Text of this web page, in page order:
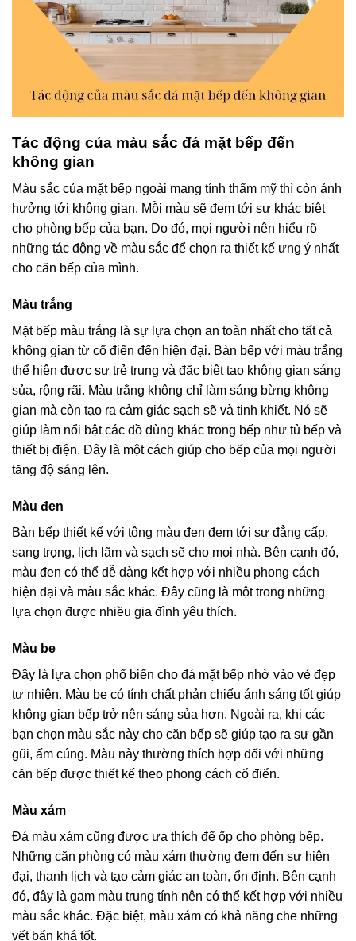
Tác động của màu sắc đá mặt bếp đến
không gian
Màu sắc của mặt bếp ngoài mang tính thẩm mỹ thì còn ảnh
hưởng tới không gian. Mỗi màu sẽ đem tới sự khác biệt
cho phòng bếp của bạn. Do đó, mọi người nên hiểu rõ
những tác động về màu sắc để chọn ra thiết kế ưng ý nhất
cho căn bếp của mình.
Màu trắng
Mặt bếp màu trắng là sự lựa chọn an toàn nhất cho tất cả
không gian từ cổ điển đến hiện đại. Bàn bếp với màu trắng
thể hiện được sự trẻ trung và đặc biệt tạo không gian sáng
sủa, rộng rãi. Màu trắng không chỉ làm sáng bừng không
gian mà còn tạo ra cảm giác sạch sẽ và tinh khiết. Nó sẽ
giúp làm nổi bật các đồ dùng khác trong bếp như tủ bếp và
thiết bị điện. Đây là một cách giúp cho bếp của mọi người
tăng độ sáng lên.
Màu đen
Bàn bếp thiết kế với tông màu đen đem tới sự đẳng cấp,
sang trọng, lịch lãm và sạch sẽ cho mọi nhà. Bên cạnh đó,
màu đen có thể dễ dàng kết hợp với nhiều phong cách
hiện đại và màu sắc khác. Đây cũng là một trong những
lựa chọn được nhiều gia đình yêu thích.
Màu be
Đây là lựa chọn phổ biến cho đá mặt bếp nhờ vào vẻ đẹp
tự nhiên. Màu be có tính chất phản chiếu ánh sáng tốt giúp
không gian bếp trở nên sáng sủa hơn. Ngoài ra, khi các
bạn chọn màu sắc này cho căn bếp sẽ giúp tạo ra sự gần
gũi, ấm cúng. Màu này thường thích hợp đối với những
căn bếp được thiết kế theo phong cách cổ điển.
Màu xám
Đá màu xám cũng được ưa thích để ốp cho phòng bếp.
Những căn phòng có màu xám thường đem đến sự hiện
đại, thanh lịch và tạo cảm giác an toàn, ổn định. Bên cạnh
đó, đây là gam màu trung tính nên có thể kết hợp với nhiều
màu sắc khác. Đặc biệt, màu xám có khả năng che những
vết bẩn khá tốt.